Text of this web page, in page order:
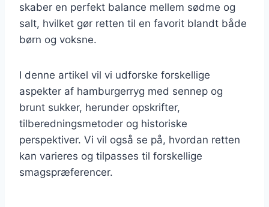
skaber en perfekt balance mellem sødme og
salt, hvilket gør retten til en favorit blandt både
børn og voksne.
I denne artikel vil vi udforske forskellige
aspekter af hamburgerryg med sennep og
brunt sukker, herunder opskrifter,
tilberedningsmetoder og historiske
perspektiver. Vi vil også se på, hvordan retten
kan varieres og tilpasses til forskellige
smagspræferencer.